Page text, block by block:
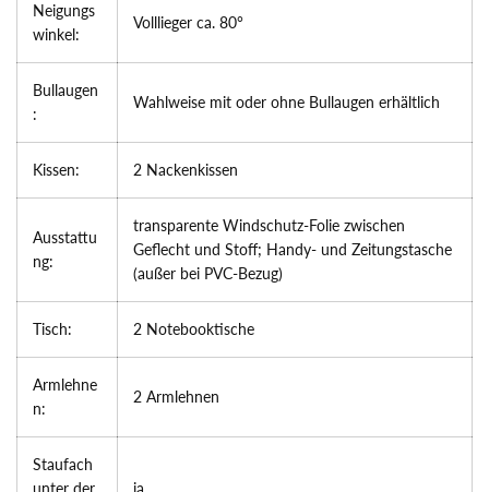
Neigungs
winkel:
Volllieger ca. 80°
Bullaugen
:
Wahlweise mit oder ohne Bullaugen erhältlich
Kissen: 2 Nackenkissen
Ausstattu
ng:
transparente Windschutz-Folie zwischen
Geflecht und Stoff; Handy- und Zeitungstasche
(außer bei PVC-Bezug)
Tisch: 2 Notebooktische
Armlehne
n:
2 Armlehnen
Staufach